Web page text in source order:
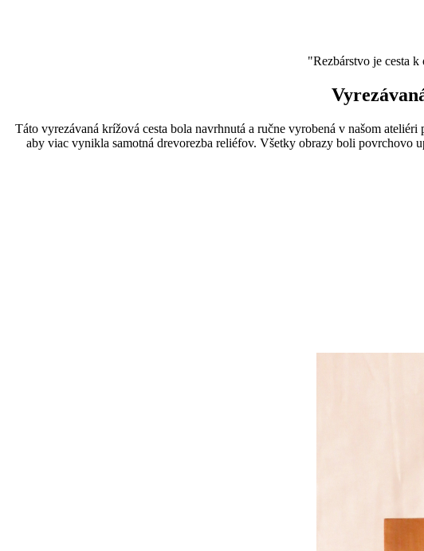
"Rezbárstvo je cesta
Táto vyrezávaná krížová cesta bola navrhnutá a ručne vyrobená v našom
aby viac vynikla samotná drevorezba reliéfov. Všetky obrazy boli povrchovo